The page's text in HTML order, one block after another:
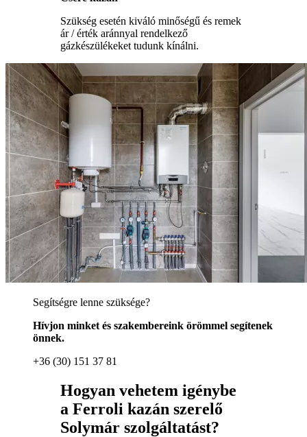
Szükség esetén kiváló minőségű és remek
ár / érték aránnyal rendelkező
gázkészülékeket tudunk kínálni.
Segítségre lenne szüksége?
Hívjon minket és szakembereink örömmel segítenek
önnek.
+36 (30) 151 37 81
Hogyan vehetem igénybe
a Ferroli kazán szerelő
Solymár szolgáltatást?